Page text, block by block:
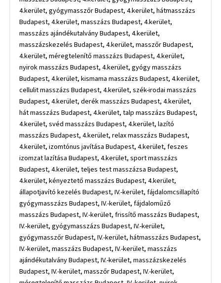
4.kerület, gyógymasszőr Budapest, 4.kerület, hátmasszázs
Budapest, 4.kerület, masszázs Budapest, 4.kerület,
masszázs ajándékutalvány Budapest, 4.kerület,
masszázskezelés Budapest, 4.kerület, masszőr Budapest,
4.kerület, méregtelenítő masszázs Budapest, 4.kerület,
nyirok masszázs Budapest, 4.kerület, gyógy masszázs
Budapest, 4.kerület, kismama masszázs Budapest, 4.kerület,
cellulit masszázs Budapest, 4.kerület, szék-irodai masszázs
Budapest, 4.kerület, derék masszázs Budapest, 4.kerület,
hát masszázs Budapest, 4.kerület, talp masszázs Budapest,
4.kerület, svéd masszázs Budapest, 4.kerület, lazító
masszázs Budapest, 4.kerület, relax masszázs Budapest,
4.kerület, izomtónus javítása Budapest, 4.kerület, feszes
izomzat lazítása Budapest, 4.kerület, sport masszázs
Budapest, 4.kerület, teljes test masszázsa Budapest,
4.kerület, kényeztető masszázs Budapest, 4.kerület,
állapotjavító kezelés Budapest, IV.-kerület, fájdalomcsillapító
gyógymasszázs Budapest, IV.-kerület, fájdaloműző
masszázs Budapest, IV.-kerület, frissítő masszázs Budapest,
IV.-kerület, gyógymasszázs Budapest, IV.-kerület,
gyógymasszőr Budapest, IV.-kerület, hátmasszázs Budapest,
IV.-kerület, masszázs Budapest, IV.-kerület, masszázs
ajándékutalvány Budapest, IV.-kerület, masszázskezelés
Budapest, IV.-kerület, masszőr Budapest, IV.-kerület,